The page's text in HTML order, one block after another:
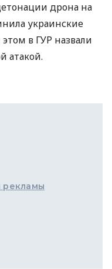
дрона на
украинские
в ГУР назвали
атакой.
рекламы